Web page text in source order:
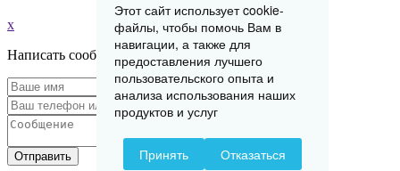
x
Написать сообщение
Отправить
Этот сайт использует cookie-
файлы, чтобы помочь Вам в
навигации, а также для
предоставления лучшего
пользовательского опыта и
анализа использования наших
продуктов и услуг
Принять Отказаться